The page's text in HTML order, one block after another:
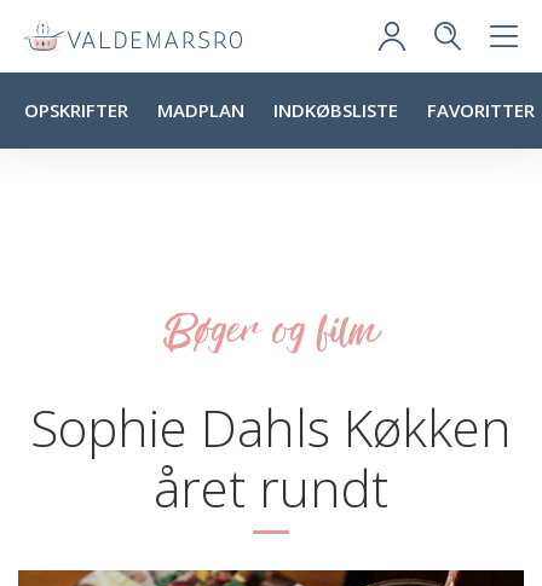
OPSKRIFTER MADPLAN INDKØBSLISTE FAVORITTER
Bøger og film
Sophie Dahls Køkken
året rundt